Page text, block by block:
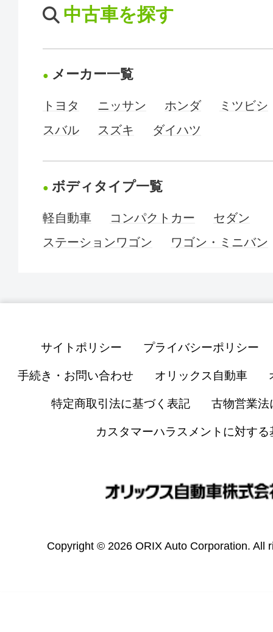
中古車を探す
メーカー一覧
トヨタ ニッサン ホンダ
ミツビシ
スバル
スズキ ダイハツ
ボディタイプ一覧
軽自動車 コンパクトカー
セダン
ステーションワゴン
ワゴン・ミニバン
サイトポリシー プライバシーポリシー
手続き・お問い合わせ オリックス自動車
特定商取引法に基づく表記 古物営業法
カスタマーハラスメントに対する
Copyright © 2026 ORIX Auto Corporation. All